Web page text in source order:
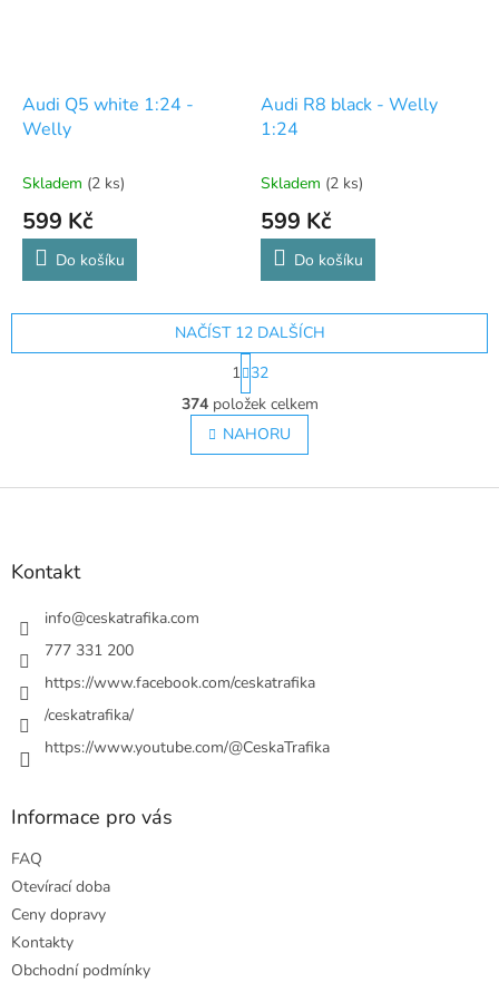
Audi Q5 white 1:24 -
Welly
Skladem (2 ks)
599 Kč
Do košíku
Audi R8 black - Welly
1:24
Skladem (2 ks)
599 Kč
Do košíku
O
v
l
á
ý
s
NAČÍST 12 DALŠÍCH
S
t
r
á
n
k
v
1 32
374položek celkem
NAHORU
Z
Kontakt
info@ceskatrafika.com
777 331 200
https://www.facebook.com/ceskatrafika
/ceskatrafika/
https://www.youtube.com/@CeskaTrafika
Informace pro vás
FAQ
Otevírací doba
Ceny dopravy
Kontakty
Obchodní podmínky